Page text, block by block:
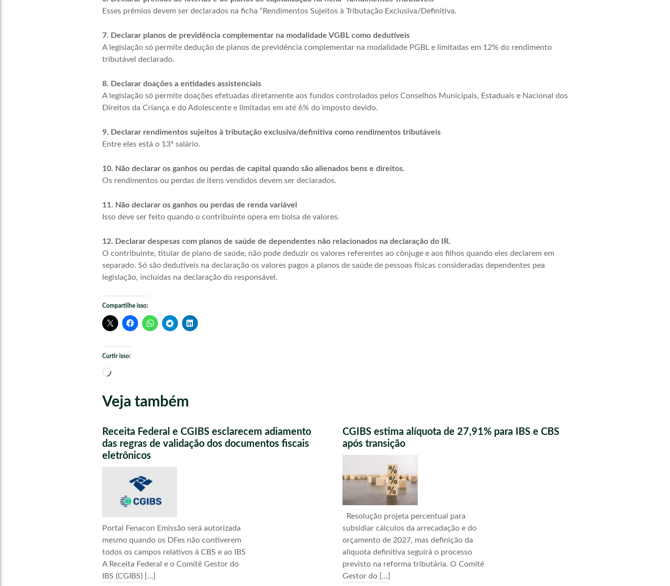
Esses prêmios devem ser declarados na ficha “Rendimentos Sujeitos à Tributação Exclusiva/Definitiva.
7. Declarar planos de previdência complementar na modalidade VGBL como dedutíveis
A legislação só permite dedução de planos de previdência complementar na modalidade PGBL e limitadas em 12% do rendimento
tributável declarado.
8. Declarar doações a entidades assistenciais
A legislação só permite doações efetuadas diretamente aos fundos controlados pelos Conselhos Municipais, Estaduais e Nacional dos
Direitos da Criança e do Adolescente e limitadas em até 6% do imposto devido.
9. Declarar rendimentos sujeitos à tributação exclusiva/definitiva como rendimentos tributáveis
Entre eles está o 13º salário.
10. Não declarar os ganhos ou perdas de capital quando são alienados bens e direitos.
Os rendimentos ou perdas de itens vendidos devem ser declarados.
11. Não declarar os ganhos ou perdas de renda variável
Isso deve ser feito quando o contribuinte opera em bolsa de valores.
12. Declarar despesas com planos de saúde de dependentes não relacionados na declaração do IR.
O contribuinte, titular de plano de saúde, não pode deduzir os valores referentes ao cônjuge e aos filhos quando eles declarem em
separado. Só são dedutíveis na declaração os valores pagos a planos de saúde de pessoas físicas consideradas dependentes pea
legislação, incluídas na declaração do responsável.
Compartilhe isso:
Curtir isso:
Carregando...
Veja também
Receita Federal e CGIBS esclarecem adiamento
das regras de validação dos documentos fiscais
eletrônicos
Portal Fenacon Emissão será autorizada
mesmo quando os DFes não contiverem
todos os campos relativos à CBS e ao IBS
A Receita Federal e o Comitê Gestor do
IBS (CGIBS) […]
CGIBS estima alíquota de 27,91% para IBS e CBS
após transição
Resolução projeta percentual para
subsidiar cálculos da arrecadação e do
orçamento de 2027, mas definição da
alíquota definitiva seguirá o processo
previsto na reforma tributária. O Comitê
Gestor do […]